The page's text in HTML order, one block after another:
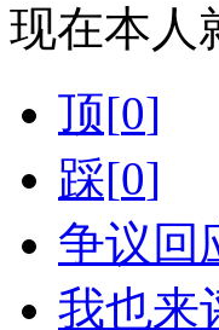
现在本人
顶[0]
踩[0]
争议回
我也来